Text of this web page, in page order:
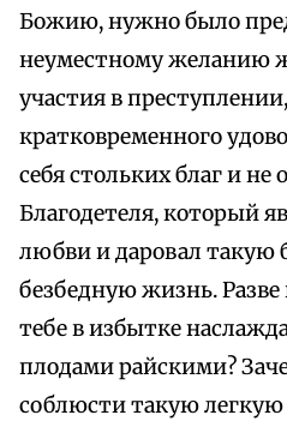
Божию, нужно было
неуместному желанию
участия в
кратковременного
себя стольких благ и не
Благодетеля, который
любви и даровал такую
безбедную жизнь.
тебе в избытке
плодами райскими?
соблюсти такую легкую